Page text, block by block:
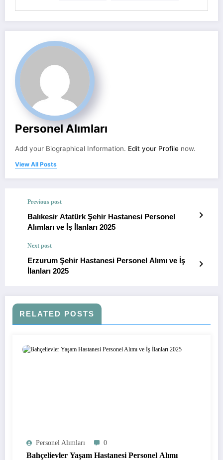
Personel Alımları
Add your Biographical Information. Edit your Profile now.
View All Posts
Previous post
Balıkesir Atatürk Şehir Hastanesi Personel
Alımları ve İş İlanları 2025
Next post
Erzurum Şehir Hastanesi Personel Alımı ve İş
İlanları 2025
RELATED POSTS
Personel Alımları 0
Bahçelievler Yaşam Hastanesi Personel Alımı